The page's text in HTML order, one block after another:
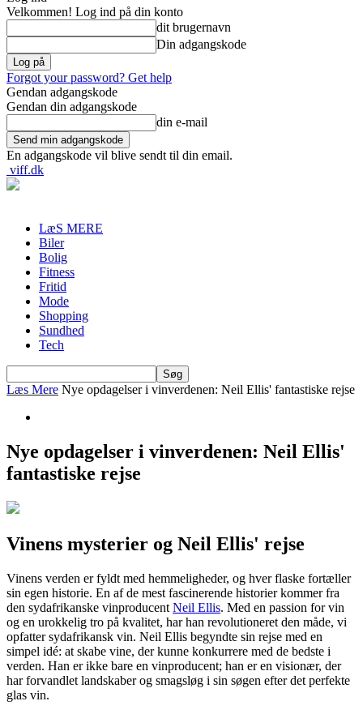
Velkommen! Log ind på din konto
dit brugernavn
Din adgangskode
Forgot your password? Get help
Gendan adgangskode
Gendan din adgangskode
din e-mail
En adgangskode vil blive sendt til din email.
viff.dk
LæS MERE
Biler
Bolig
Fitness
Fritid
Mode
Shopping
Sundhed
Tech
Læs Mere Nye opdagelser i vinverdenen: Neil Ellis' fantastiske rejse
Nye opdagelser i vinverdenen: Neil Ellis'
fantastiske rejse
Vinens mysterier og Neil Ellis' rejse
Vinens verden er fyldt med hemmeligheder, og hver flaske fortæller
sin egen historie. En af de mest fascinerende historier kommer fra
den sydafrikanske vinproducent Neil Ellis. Med en passion for vin
og en urokkelig tro på kvalitet, har han revolutioneret den måde, vi
opfatter sydafrikansk vin. Neil Ellis begyndte sin rejse med en
simpel idé: at skabe vine, der kunne konkurrere med de bedste i
verden. Han er ikke bare en vinproducent; han er en visionær, der
har forvandlet landskaber og smagsløg i sin søgen efter det perfekte
glas vin.